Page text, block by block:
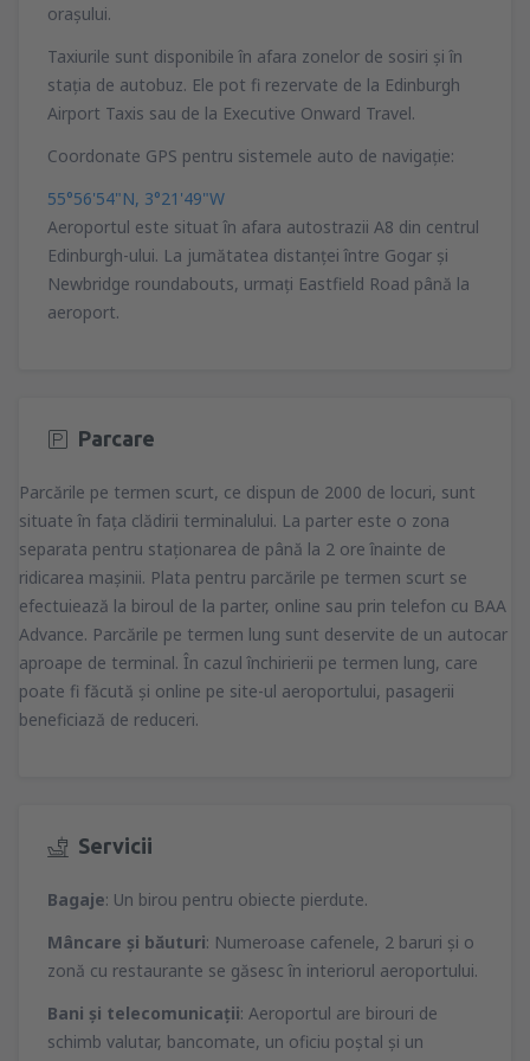
oraşului.
Taxiurile sunt disponibile în afara zonelor de sosiri şi în
staţia de autobuz. Ele pot fi rezervate de la Edinburgh
Airport Taxis sau de la Executive Onward Travel.
Coordonate GPS pentru sistemele auto de navigaţie:
55°56'54"N, 3°21'49"W
Aeroportul este situat în afara autostrazii A8 din centrul
Edinburgh-ului. La jumătatea distanţei între Gogar şi
Newbridge roundabouts, urmaţi Eastfield Road până la
aeroport.
Parcare
Parcările pe termen scurt, ce dispun de 2000 de locuri, sunt
situate în faţa clădirii terminalului. La parter este o zona
separata pentru staţionarea de până la 2 ore înainte de
ridicarea maşinii. Plata pentru parcările pe termen scurt se
efectuiează la biroul de la parter, online sau prin telefon cu BAA
Advance. Parcările pe termen lung sunt deservite de un autocar
aproape de terminal. În cazul închirierii pe termen lung, care
poate fi făcută şi online pe site-ul aeroportului, pasagerii
beneficiază de reduceri.
Servicii
Bagaje: Un birou pentru obiecte pierdute.
Mâncare şi băuturi: Numeroase cafenele, 2 baruri şi o
zonă cu restaurante se găsesc în interiorul aeroportului.
Bani şi telecomunicaţii: Aeroportul are birouri de
schimb valutar, bancomate, un oficiu poştal şi un